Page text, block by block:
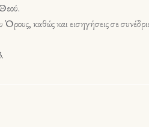
καθώς και εισηγήσεις σε